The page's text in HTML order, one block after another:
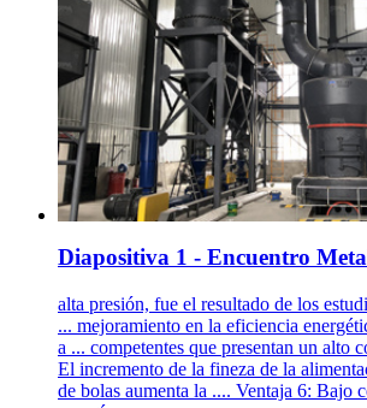
Diapositiva 1 - Encuentro
alta presión, fue el resultado de los
... mejoramiento en la eficiencia
a ... competentes que presentan un alto
El incremento de la fineza de la
de bolas aumenta la .... Ventaja 6: Bajo